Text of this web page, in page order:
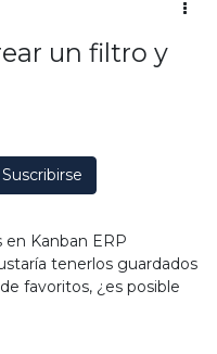
un filtro y
Suscribirse
Kanban ERP
tenerlos guardados
favoritos, ¿es posible